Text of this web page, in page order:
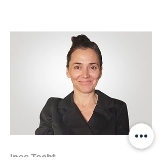
Ines Techt